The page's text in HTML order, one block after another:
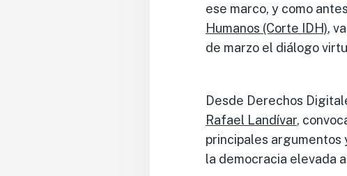
ese marco, y como
Humanos (Corte IDH),
de marzo el diálogo
Desde Derechos
Rafael Landívar,
principales argumentos
la democracia elevada